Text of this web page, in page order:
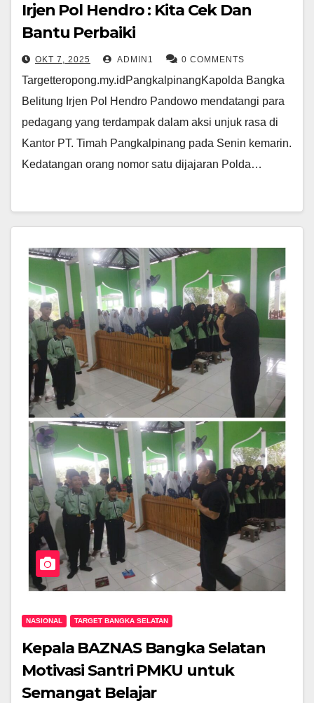
Irjen Pol Hendro : Kita Cek Dan
Bantu Perbaiki
OKT 7, 2025 ADMIN1 0 COMMENTS
Targetteropong.my.idPangkalpinangKapolda Bangka
Belitung Irjen Pol Hendro Pandowo mendatangi para
pedagang yang terdampak dalam aksi unjuk rasa di
Kantor PT. Timah Pangkalpinang pada Senin kemarin.
Kedatangan orang nomor satu dijajaran Polda…
NASIONAL TARGET BANGKA SELATAN
Kepala BAZNAS Bangka Selatan
Motivasi Santri PMKU untuk
Semangat Belajar